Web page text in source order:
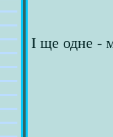
І ще одне -